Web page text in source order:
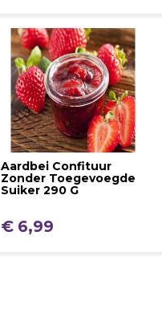
Aardbei Confituur
Zonder Toegevoegde
Suiker 290 G
€ 6,99